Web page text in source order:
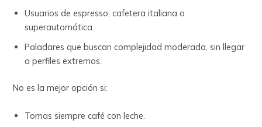
Usuarios de espresso, cafetera italiana o
superautomática.
Paladares que buscan complejidad moderada, sin llegar
a perfiles extremos.
No es la mejor opción si:
Tomas siempre café con leche.